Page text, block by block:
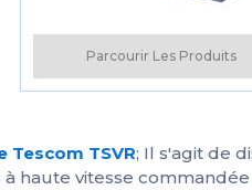
Parcourir Les Produits
TSVR; Il s'agit de
haute vitesse